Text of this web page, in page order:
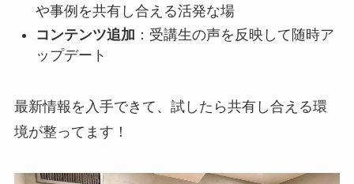
や事例を共有し合える活発な場
コンテンツ追加 ：受講生の声を反映して随時ア
ップデート
最新情報を入手できて、試したら共有し合える環
境が整ってます！